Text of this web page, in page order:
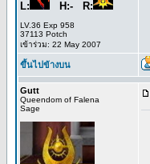
L: H:- R:
LV.36 Exp 958
37113 Potch
เข้าร่วม: 22 May 2007
ขึ้นไปข้างบน
Gutt
Queendom of Falena
Sage